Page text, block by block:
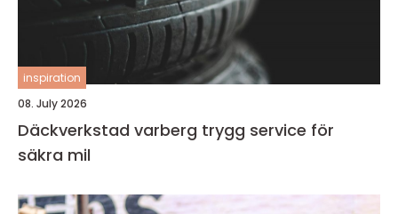
inspiration
08. July 2026
Däckverkstad varberg trygg service för
säkra mil